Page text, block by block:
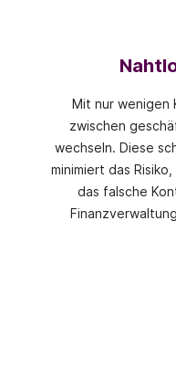
Mit nur wenigen
zwischen
wechseln. Diese
minimiert das
das falsche